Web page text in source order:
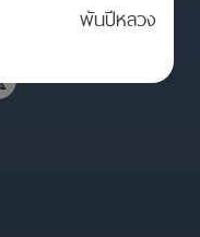
พันปีหลวง